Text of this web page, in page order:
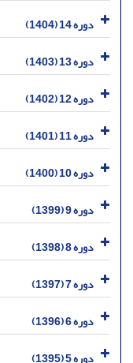
دوره 14 (1404)
دوره 13 (1403)
دوره 12 (1402)
دوره 11 (1401)
دوره 10 (1400)
دوره 9 (1399)
دوره 8 (1398)
دوره 7 (1397)
دوره 6 (1396)